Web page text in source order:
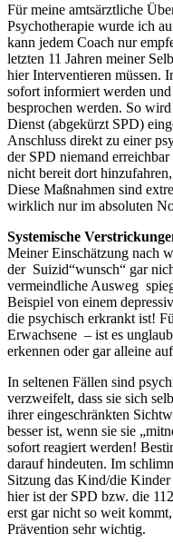
Für meine amtsärztliche
Psychotherapie wurde ich
kann jedem Coach nur
letzten 11 Jahren meiner
hier Interventieren müssen.
sofort informiert werden
besprochen werden. So
Dienst (abgekürzt SPD)
Anschluss direkt zu einer
der SPD niemand
nicht bereit dort
Diese Maßnahmen sind
wirklich nur im absoluten
Systemische
Meiner Einschätzung nach
der Suizid“wunsch“ gar
vermeindliche Ausweg
Beispiel von einem
die psychisch erkrankt ist!
Erwachsene – ist es
erkennen oder gar alleine
In seltenen Fällen sind
verzweifelt, dass sie sich
ihrer eingeschränkten
besser ist, wenn sie sie
sofort reagiert werden!
darauf hindeuten. Im
Sitzung das Kind/die
hier ist der SPD bzw. die
erst gar nicht so weit
Prävention sehr wichtig.